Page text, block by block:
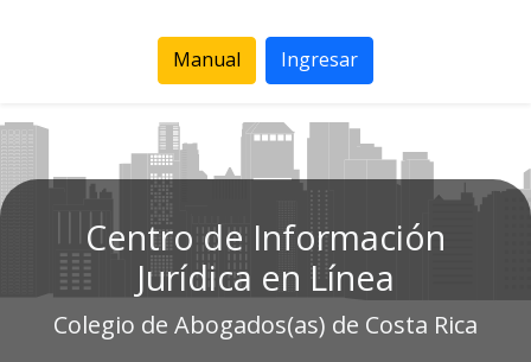
Manual Ingresar
Centro de Información
Jurídica en Línea
Colegio de Abogados(as) de Costa Rica